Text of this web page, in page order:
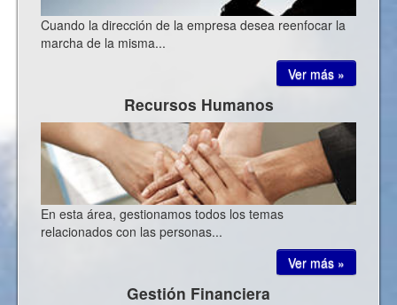
Cuando la dirección de la empresa desea reenfocar la
marcha de la misma...
Ver más »
Recursos Humanos
En esta área, gestionamos todos los temas
relacionados con las personas...
Ver más »
Gestión Financiera